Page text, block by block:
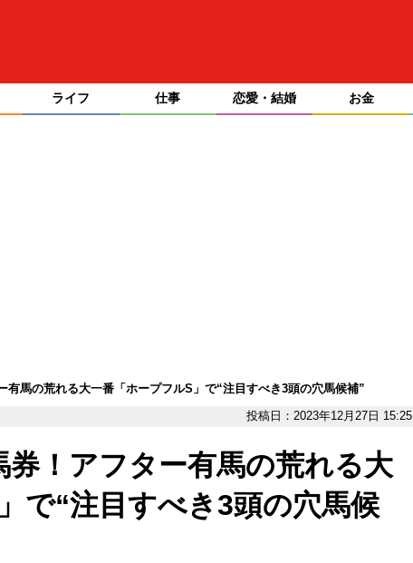
ライフ 仕事 恋愛・結婚 お金
有馬の荒れる大一番「ホープフルS」で“注目すべき3頭の穴馬候補”
投稿日：2023年12月27日 15:25
券！アフター有馬の荒れる大
で“注目すべき3頭の穴馬候